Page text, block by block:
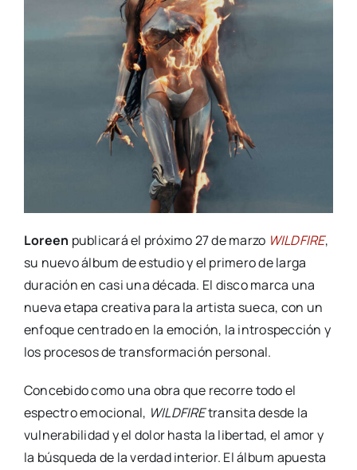
Loreen publicará el próximo 27 de marzo WILDFIRE,
su nuevo álbum de estudio y el primero de larga
duración en casi una década. El disco marca una
nueva etapa creativa para la artista sueca, con un
enfoque centrado en la emoción, la introspección y
los procesos de transformación personal.
Concebido como una obra que recorre todo el
espectro emocional, WILDFIREtransita desde la
vulnerabilidad y el dolor hasta la libertad, el amor y
la búsqueda de la verdad interior. El álbum apuesta